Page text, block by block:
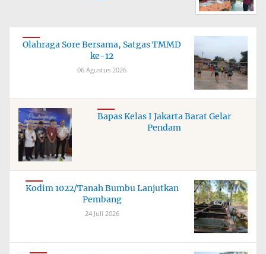
Olahraga Sore Bersama, Satgas TMMD
ke-12
06 Agustus 2026
Bapas Kelas I Jakarta Barat Gelar
Pendam
Kodim 1022/Tanah Bumbu Lanjutkan
Pembang
24 Juli 2026